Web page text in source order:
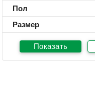
Пол
Размер